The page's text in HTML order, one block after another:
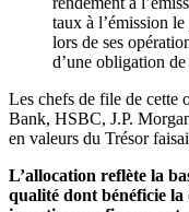
taux à l’émission
lors de ses
d’une obligation
Les chefs de file de cette
Bank, HSBC, J.P.
en valeurs du Trésor
L’allocation reflète la
qualité dont bénéficie la